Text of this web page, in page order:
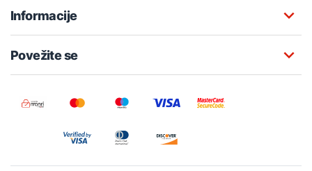
Informacije
Povežite se